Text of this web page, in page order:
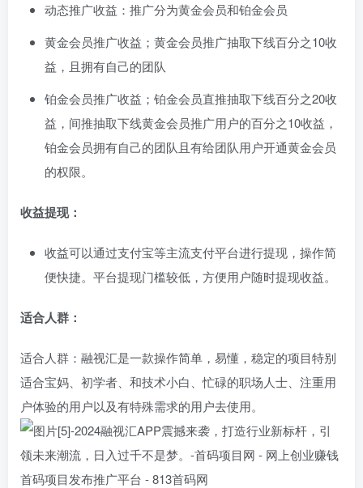
动态推广收益：推广分为黄金会员和铂金会员
黄金会员推广收益；黄金会员推广抽取下线百分之10收
益，且拥有自己的团队
铂金会员推广收益；铂金会员直推抽取下线百分之20收
益，间推抽取下线黄金会员推广用户的百分之10收益，
铂金会员拥有自己的团队且有给团队用户开通黄金会员
的权限。
收益提现：
收益可以通过支付宝等主流支付平台进行提现，操作简
便快捷。平台提现门槛较低，方便用户随时提现收益。
适合人群：
适合人群：融视汇是一款操作简单，易懂，稳定的项目特别
适合宝妈、初学者、和技术小白、忙碌的职场人士、注重用
户体验的用户以及有特殊需求的用户去使用。